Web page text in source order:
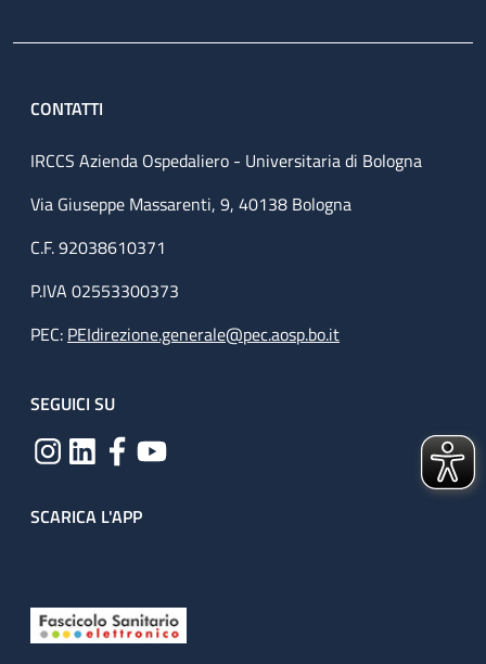
CONTATTI
IRCCS Azienda Ospedaliero - Universitaria di Bologna
Via Giuseppe Massarenti, 9, 40138 Bologna
C.F. 92038610371
P.IVA 02553300373
PEC: PEIdirezione.generale@pec.aosp.bo.it
SEGUICI SU
SCARICA L'APP